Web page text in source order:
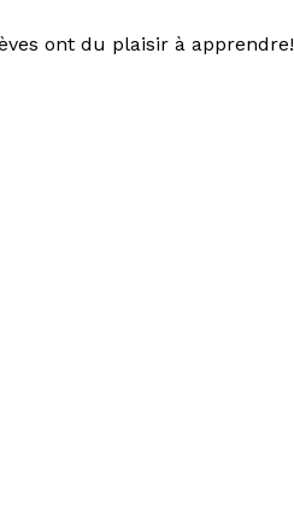
ont du plaisir à apprendre!